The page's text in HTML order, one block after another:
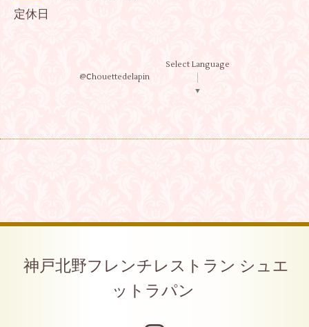
定休日
@Ⅽhouettedelapin
Select Language
▼
神戸北野フレンチレストラン シュエ
ットラパン